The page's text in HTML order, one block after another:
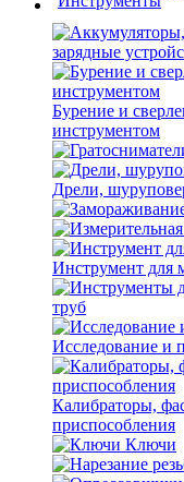
зарядные
Бурение и
инструментом
Дрели,
Инструмент для
труб
Исследование и
Калибраторы,
приспособления
Ключи